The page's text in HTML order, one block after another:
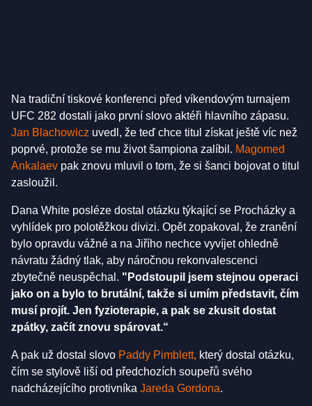
Na tradiční tiskové konferenci před víkendovým turnajem
UFC 282 dostali jako první slovo aktéři hlavního zápasu.
Jan Blachowicz uvedl, že teď chce titul získat ještě víc než
poprvé, protože se mu život šampiona zalíbil. Magomed
Ankalaev pak znovu mluvil o tom, že si šanci bojovat o titul
zasloužil.
Dana White posléze dostal otázku týkající se Procházky a
vyhlídek pro polotěžkou divizi. Opět zopakoval, že zranění
bylo opravdu vážné a na Jiřího nechce vyvíjet ohledně
návratu žádný tlak, aby náročnou rekonvalescenci
zbytečně neuspěchal. "Podstoupil jsem stejnou operaci
jako on a bylo to brutální, takže si umím představit, čím
musí projít. Jen fyzioterapie, a pak se zkusit dostat
zpátky, začít znovu spárovat.“
A pak už dostal slovo Paddy Pimblett, který dostal otázku,
čím se stylově liší od předchozích soupeřů svého
nadcházejícího protivníka Jareda Gordona.